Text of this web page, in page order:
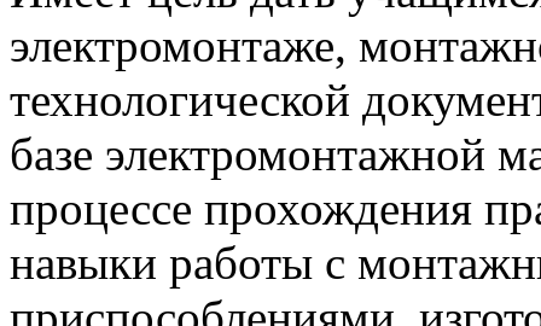
электромонтаже,
технологической
базе электромонтажной
процессе прохождения
навыки работы с